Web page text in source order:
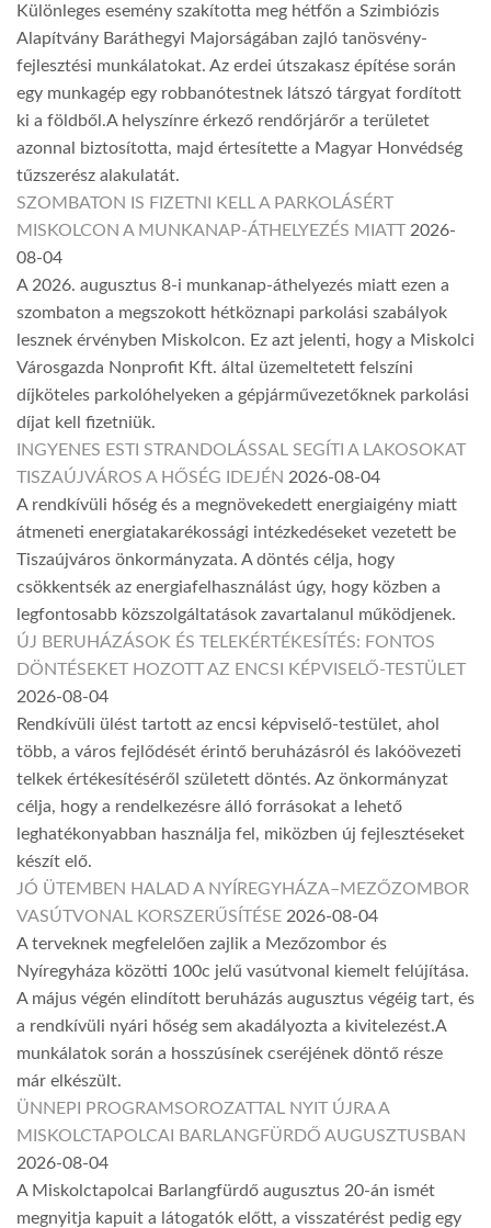
Különleges esemény szakította meg hétfőn a Szimbiózis
Alapítvány Baráthegyi Majorságában zajló tanösvény-
fejlesztési munkálatokat. Az erdei útszakasz építése során
egy munkagép egy robbanótestnek látszó tárgyat fordított
ki a földből.A helyszínre érkező rendőrjárőr a területet
azonnal biztosította, majd értesítette a Magyar Honvédség
tűzszerész alakulatát.
SZOMBATON IS FIZETNI KELL A PARKOLÁSÉRT
MISKOLCON A MUNKANAP-ÁTHELYEZÉS MIATT 2026-
08-04
A 2026. augusztus 8-i munkanap-áthelyezés miatt ezen a
szombaton a megszokott hétköznapi parkolási szabályok
lesznek érvényben Miskolcon. Ez azt jelenti, hogy a Miskolci
Városgazda Nonprofit Kft. által üzemeltetett felszíni
díjköteles parkolóhelyeken a gépjárművezetőknek parkolási
díjat kell fizetniük.
INGYENES ESTI STRANDOLÁSSAL SEGÍTI A LAKOSOKAT
TISZAÚJVÁROS A HŐSÉG IDEJÉN 2026-08-04
A rendkívüli hőség és a megnövekedett energiaigény miatt
átmeneti energiatakarékossági intézkedéseket vezetett be
Tiszaújváros önkormányzata. A döntés célja, hogy
csökkentsék az energiafelhasználást úgy, hogy közben a
legfontosabb közszolgáltatások zavartalanul működjenek.
ÚJ BERUHÁZÁSOK ÉS TELEKÉRTÉKESÍTÉS: FONTOS
DÖNTÉSEKET HOZOTT AZ ENCSI KÉPVISELŐ-TESTÜLET
2026-08-04
Rendkívüli ülést tartott az encsi képviselő-testület, ahol
több, a város fejlődését érintő beruházásról és lakóövezeti
telkek értékesítéséről született döntés. Az önkormányzat
célja, hogy a rendelkezésre álló forrásokat a lehető
leghatékonyabban használja fel, miközben új fejlesztéseket
készít elő.
JÓ ÜTEMBEN HALAD A NYÍREGYHÁZA–MEZŐZOMBOR
VASÚTVONAL KORSZERŰSÍTÉSE 2026-08-04
A terveknek megfelelően zajlik a Mezőzombor és
Nyíregyháza közötti 100c jelű vasútvonal kiemelt felújítása.
A május végén elindított beruházás augusztus végéig tart, és
a rendkívüli nyári hőség sem akadályozta a kivitelezést.A
munkálatok során a hosszúsínek cseréjének döntő része
már elkészült.
ÜNNEPI PROGRAMSOROZATTAL NYIT ÚJRA A
MISKOLCTAPOLCAI BARLANGFÜRDŐ AUGUSZTUSBAN
2026-08-04
A Miskolctapolcai Barlangfürdő augusztus 20-án ismét
megnyitja kapuit a látogatók előtt, a visszatérést pedig egy